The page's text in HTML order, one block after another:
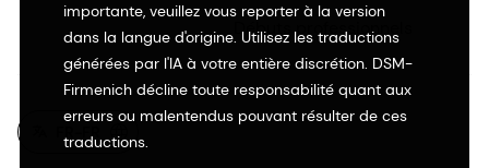
importante, veuillez vous reporter à la version
dans la langue d'origine. Utilisez les traductions
générées par l'IA à votre entière discrétion. DSM-
Firmenich décline toute responsabilité quant aux
erreurs ou malentendus pouvant résulter de ces
traductions.
Débuts professionnels
FR-FR